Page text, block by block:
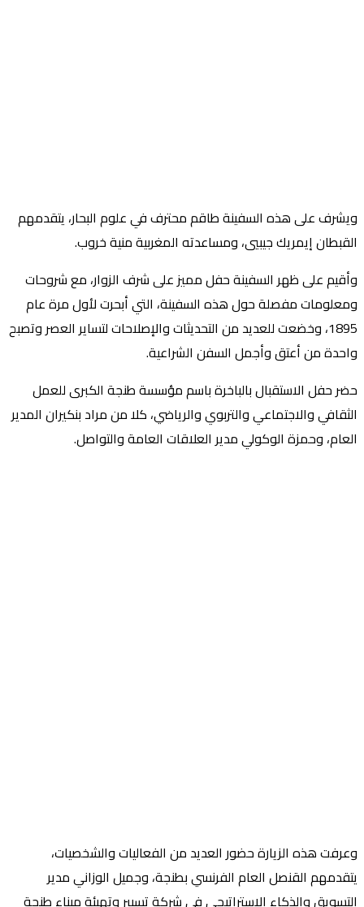
ويشرف على هذه السفينة طاقم محترف في علوم البحار، يتقدمهم
القبطان إيمريك جيبيي، ومساعدته المغربية منية خروب.
وأقيم على ظهر السفينة حفل مميز على شرف الزوار، مع شروحات
ومعلومات مفصلة حول هذه السفينة، التي أبحرت لأول مرة عام
1895، وخضعت للعديد من التحديثات والإصلاحات لتساير العصر وتصبح
واحدة من أعتق وأجمل السفن الشراعية.
حضر حفل الاستقبال بالباخرة باسم مؤسسة طنجة الكبرى للعمل
الثقافي والاجتماعي والتربوي والرياضي، كلا من مراد بنكيران المدير
العام، وحمزة الوكولي مدير العلاقات العامة والتواصل.
وعرفت هذه الزيارة حضور العديد من الفعاليات والشخصيات،
يتقدمهم القنصل العام الفرنسي بطنجة، وجميل الوزاني مدير
التسويق والذكاء الاستراتيجي في شركة تسيير وتهيئة ميناء طنجة